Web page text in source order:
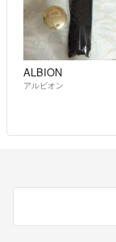
ALBION
アルビオン